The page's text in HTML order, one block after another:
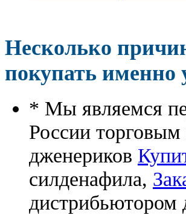
Несколько
покупать именно
* Мы являемся
России торговым
дженериков
силденафила,
дистрибьютором